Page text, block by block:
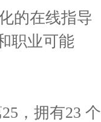
的在线指导
职业可能
，拥有23 个